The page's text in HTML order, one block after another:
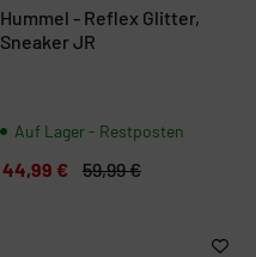
Hummel - Reflex Glitter,
Sneaker JR
Auf Lager - Restposten
44,99 € 59,99 €